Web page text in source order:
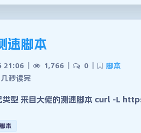
速脚本
21:06 1,766 0
脚本
几秒读完
类型 来自大佬的测速脚本 curl -L
脚本